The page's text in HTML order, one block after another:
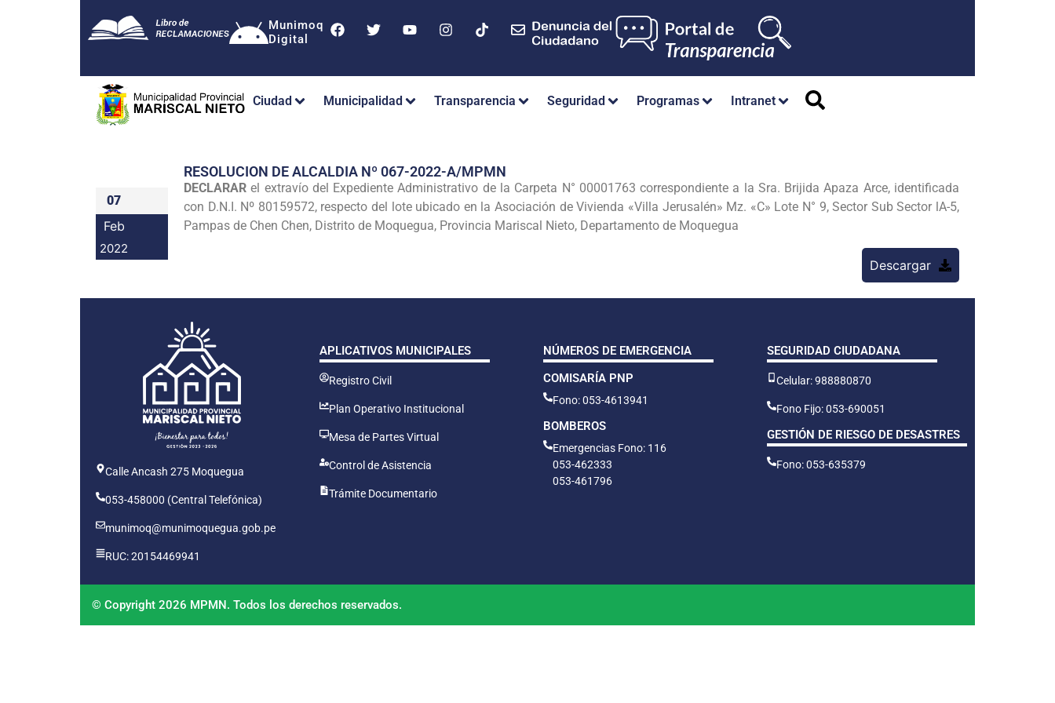
Munimoq
Digital
Ciudad Municipalidad Transparencia Seguridad Programas Intranet
07
Feb
2022
RESOLUCION DE ALCALDIA Nº 067-2022-A/MPMN
DECLARARel extravío del Expediente Administrativo de la Carpeta N° 00001763 correspondiente a la Sra. Brijida Apaza Arce, identificada
con D.N.I. Nº 80159572, respecto del lote ubicado en la Asociación de Vivienda «Villa Jerusalén» Mz. «C» Lote N° 9, Sector Sub Sector lA-5,
Pampas de Chen Chen, Distrito de Moquegua, Provincia Mariscal Nieto, Departamento de Moquegua
Descargar
Calle Ancash 275 Moquegua
053-458000 (Central Telefónica)
munimoq@munimoquegua.gob.pe
RUC: 20154469941
APLICATIVOS MUNICIPALES
Registro Civil
Plan Operativo Institucional
Mesa de Partes Virtual
Control de Asistencia
Trámite Documentario
NÚMEROS DE EMERGENCIA
COMISARÍA PNP
Fono: 053-4613941
BOMBEROS
Emergencias Fono: 116
053-462333
053-461796
SEGURIDAD CIUDADANA
Celular: 988880870
Fono Fijo: 053-690051
GESTIÓN DE RIESGO DE DESASTRES
Fono: 053-635379
© Copyright 2026 MPMN. Todos los derechos reservados.